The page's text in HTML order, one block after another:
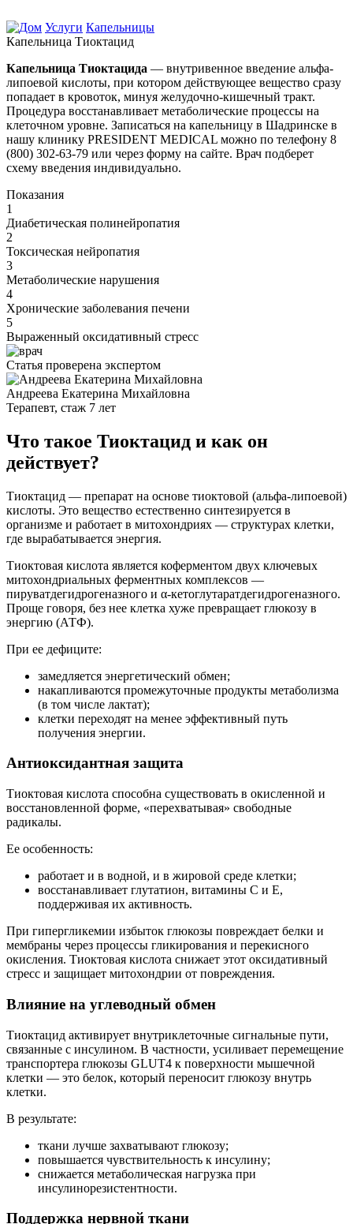
Услуги Капельницы
Капельница Тиоктацид
Капельница Тиоктацида — внутривенное введение альфа-
липоевой кислоты, при котором действующее вещество сразу
попадает в кровоток, минуя желудочно-кишечный тракт.
Процедура восстанавливает метаболические процессы на
клеточном уровне. Записаться на капельницу в Шадринске в
нашу клинику PRESIDENT MEDICAL можно по телефону 8
(800) 302-63-79 или через форму на сайте. Врач подберет
схему введения индивидуально.
Показания
1
Диабетическая полинейропатия
2
Токсическая нейропатия
3
Метаболические нарушения
4
Хронические заболевания печени
5
Выраженный оксидативный стресс
Статья проверена экспертом
Андреева Екатерина Михайловна
Терапевт, стаж 7 лет
Что такое Тиоктацид и как он
действует?
Тиоктацид — препарат на основе тиоктовой (альфа-липоевой)
кислоты. Это вещество естественно синтезируется в
организме и работает в митохондриях — структурах клетки,
где вырабатывается энергия.
Тиоктовая кислота является коферментом двух ключевых
митохондриальных ферментных комплексов —
пируватдегидрогеназного и α-кетоглутаратдегидрогеназного.
Проще говоря, без нее клетка хуже превращает глюкозу в
энергию (АТФ).
При ее дефиците:
замедляется энергетический обмен;
накапливаются промежуточные продукты метаболизма
(в том числе лактат);
клетки переходят на менее эффективный путь
получения энергии.
Антиоксидантная защита
Тиоктовая кислота способна существовать в окисленной и
восстановленной форме, «перехватывая» свободные
радикалы.
Ее особенность:
работает и в водной, и в жировой среде клетки;
восстанавливает глутатион, витамины C и E,
поддерживая их активность.
При гипергликемии избыток глюкозы повреждает белки и
мембраны через процессы гликирования и перекисного
окисления. Тиоктовая кислота снижает этот оксидативный
стресс и защищает митохондрии от повреждения.
Влияние на углеводный обмен
Тиоктацид активирует внутриклеточные сигнальные пути,
связанные с инсулином. В частности, усиливает перемещение
транспортера глюкозы GLUT4 к поверхности мышечной
клетки — это белок, который переносит глюкозу внутрь
клетки.
В результате:
ткани лучше захватывают глюкозу;
повышается чувствительность к инсулину;
снижается метаболическая нагрузка при
инсулинорезистентности.
Поддержка нервной ткани